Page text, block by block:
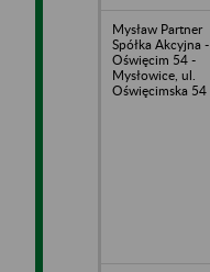
Mysław Partner
Spółka Akcyjna -
Oświęcim 54 -
Mysłowice, ul.
Oświęcimska 54